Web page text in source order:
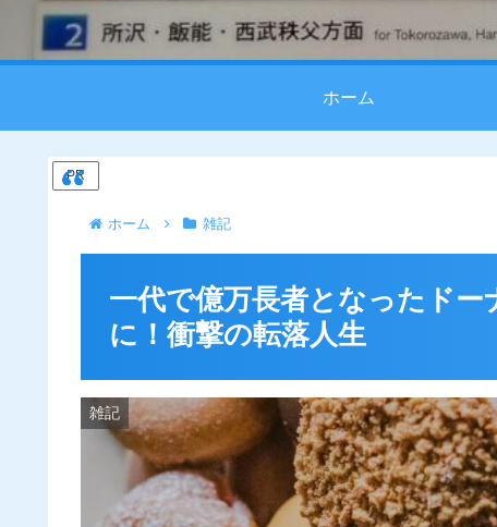
ホーム
ホーム 雑記
PR
一代で億万長者となったド
に！衝撃の転落人生
雑記